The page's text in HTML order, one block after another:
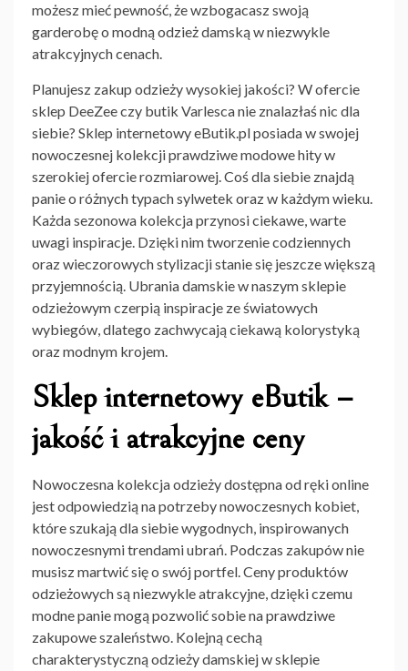
możesz mieć pewność, że wzbogacasz swoją
garderobę o modną odzież damską w niezwykle
atrakcyjnych cenach.
Planujesz zakup odzieży wysokiej jakości? W ofercie
sklep DeeZee czy butik Varlesca nie znalazłaś nic dla
siebie? Sklep internetowy eButik.pl posiada w swojej
nowoczesnej kolekcji prawdziwe modowe hity w
szerokiej ofercie rozmiarowej. Coś dla siebie znajdą
panie o różnych typach sylwetek oraz w każdym wieku.
Każda sezonowa kolekcja przynosi ciekawe, warte
uwagi inspiracje. Dzięki nim tworzenie codziennych
oraz wieczorowych stylizacji stanie się jeszcze większą
przyjemnością. Ubrania damskie w naszym sklepie
odzieżowym czerpią inspiracje ze światowych
wybiegów, dlatego zachwycają ciekawą kolorystyką
oraz modnym krojem.
Sklep internetowy eButik –
jakość i atrakcyjne ceny
Nowoczesna kolekcja odzieży dostępna od ręki online
jest odpowiedzią na potrzeby nowoczesnych kobiet,
które szukają dla siebie wygodnych, inspirowanych
nowoczesnymi trendami ubrań. Podczas zakupów nie
musisz martwić się o swój portfel. Ceny produktów
odzieżowych są niezwykle atrakcyjne, dzięki czemu
modne panie mogą pozwolić sobie na prawdziwe
zakupowe szaleństwo. Kolejną cechą
charakterystyczną odzieży damskiej w sklepie